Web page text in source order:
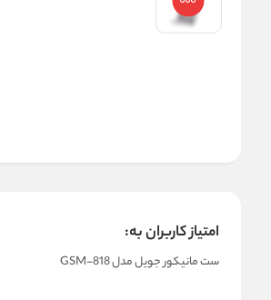
امتیاز کاربران به:
ست مانیکور جویل مدل GSM-818